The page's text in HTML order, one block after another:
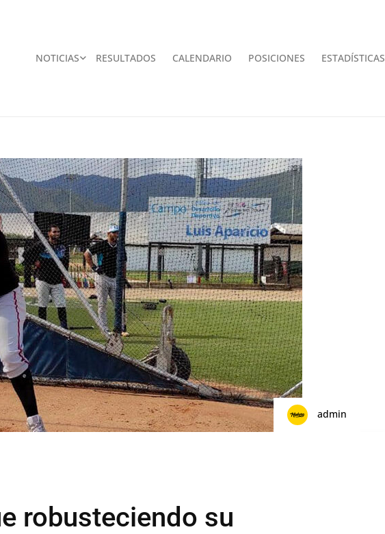
NOTICIAS RESULTADOS CALENDARIO POSICIONES ESTADÍSTICAS
admin
robusteciendo su